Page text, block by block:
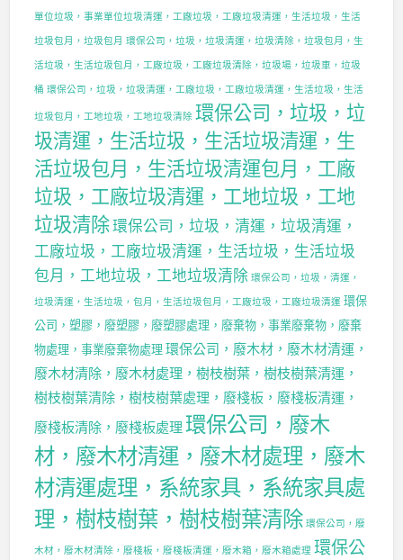
單位垃圾，事業單位垃圾清運，工廠垃圾，工廠垃圾清運，生活垃圾，生活
垃圾包月，垃圾包月 環保公司，垃圾，垃圾清運，垃圾清除，垃圾包月，生
活垃圾，生活垃圾包月，工廠垃圾，工廠垃圾清除，垃圾場，垃圾車，垃圾
桶 環保公司，垃圾，垃圾清運，工廠垃圾，工廠垃圾清運，生活垃圾，生活
垃圾包月，工地垃圾，工地垃圾清除 環保公司，垃圾，垃
圾清運，生活垃圾，生活垃圾清運，生
活垃圾包月，生活垃圾清運包月，工廠
垃圾，工廠垃圾清運，工地垃圾，工地
垃圾清除環保公司，垃圾，清運，垃圾清運，
工廠垃圾，工廠垃圾清運，生活垃圾，生活垃圾
包月，工地垃圾，工地垃圾清除 環保公司，垃圾，清運，
垃圾清運，生活垃圾，包月，生活垃圾包月，工廠垃圾，工廠垃圾清運 環保
公司，塑膠，廢塑膠，廢塑膠處理，廢棄物，事業廢棄物，廢棄
物處理，事業廢棄物處理 環保公司，廢木材，廢木材清運，
廢木材清除，廢木材處理，樹枝樹葉，樹枝樹葉清運，
樹枝樹葉清除，樹枝樹葉處理，廢棧板，廢棧板清運，
廢棧板清除，廢棧板處理 環保公司，廢木
材，廢木材清運，廢木材處理，廢木
材清運處理，系統家具，系統家具處
理，樹枝樹葉，樹枝樹葉清除 環保公司，廢
木材，廢木材清除，廢棧板，廢棧板清運，廢木箱，廢木箱處理 環保公